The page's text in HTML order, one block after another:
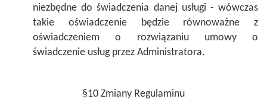
niezbędne do świadczenia danej usługi - wówczas
takie oświadczenie będzie równoważne z
oświadczeniem o rozwiązaniu umowy o
świadczenie usług przez Administratora.
§10 Zmiany Regulaminu